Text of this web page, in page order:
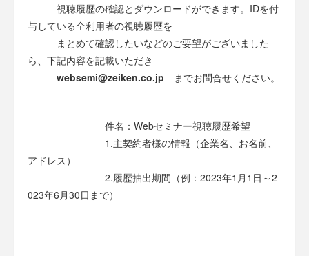
視聴履歴の確認とダウンロードができます。IDを付
与している全利用者の視聴履歴を
まとめて確認したいなどのご要望がございました
ら、下記内容を記載いただき
websemi@zeiken.co.jp までお問合せください。
件名：Webセミナー視聴履歴希望
1.主契約者様の情報（企業名、お名前、
アドレス）
2.履歴抽出期間（例：2023年1月1日～2
023年6月30日まで）